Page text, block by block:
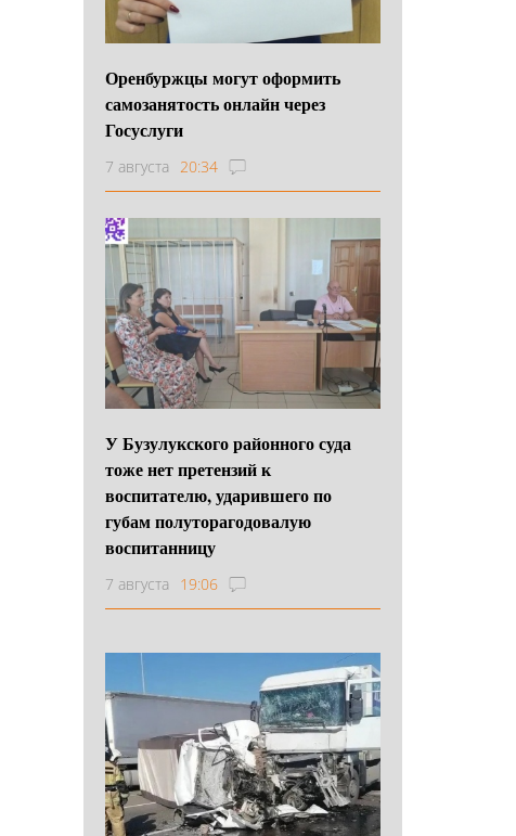
Оренбуржцы могут оформить
самозанятость онлайн через
Госуслуги
7 августа 20:34
У Бузулукского районного суда
тоже нет претензий к
воспитателю, ударившего по
губам полуторагодовалую
воспитанницу
7 августа 19:06